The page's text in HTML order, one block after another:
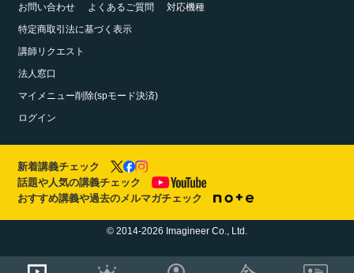
お問い合わせ
よくあるご質問
対応機種
特定商取引法に基づく表示
講師リクエスト
法人窓口
マイメニュー削除(spモード決済)
ログイン
新着講義チェック
話題や人気の講義チェック
おすすめ講義や過去のメルマガチェック
© 2014-2026 Imagineer Co., Ltd.